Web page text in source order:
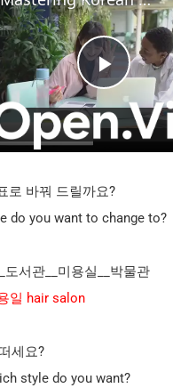
P
a
로 바꿔 드릴까요?
do you want to change to?
도서관 미용실
박물관
일 hair salon
세요?
style do you want?